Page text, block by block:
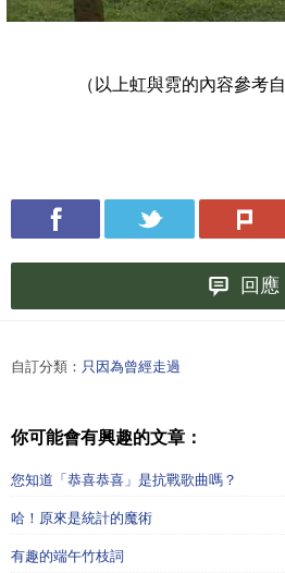
（以上虹與霓的內容參考自
回應
自訂分類： 只因為曾經走過
你可能會有興趣的文章：
您知道「恭喜恭喜」是抗戰歌曲嗎？
哈！原來是統計的魔術
有趣的端午竹枝詞